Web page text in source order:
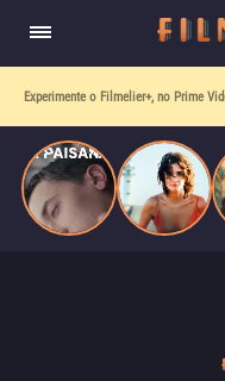
Experimente o Filmelier+, no Prime
quando se apaixona